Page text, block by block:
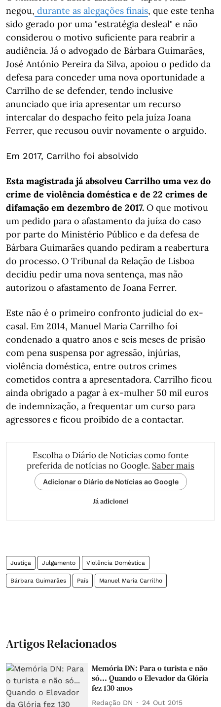
negou, durante as alegações finais, que este tenha
sido gerado por uma "estratégia desleal" e não
considerou o motivo suficiente para reabrir a
audiência. Já o advogado de Bárbara Guimarães,
José António Pereira da Silva, apoiou o pedido da
defesa para conceder uma nova oportunidade a
Carrilho de se defender, tendo inclusive
anunciado que iria apresentar um recurso
intercalar do despacho feito pela juíza Joana
Ferrer, que recusou ouvir novamente o arguido.
Em 2017, Carrilho foi absolvido
Esta magistrada já absolveu Carrilho uma vez do
crime de violência doméstica e de 22 crimes de
difamação em dezembro de 2017. O que motivou
um pedido para o afastamento da juíza do caso
por parte do Ministério Público e da defesa de
Bárbara Guimarães quando pediram a reabertura
do processo. O Tribunal da Relação de Lisboa
decidiu pedir uma nova sentença, mas não
autorizou o afastamento de Joana Ferrer.
Este não é o primeiro confronto judicial do ex-
casal. Em 2014, Manuel Maria Carrilho foi
condenado a quatro anos e seis meses de prisão
com pena suspensa por agressão, injúrias,
violência doméstica, entre outros crimes
cometidos contra a apresentadora. Carrilho ficou
ainda obrigado a pagar à ex-mulher 50 mil euros
de indemnização, a frequentar um curso para
agressores e ficou proibido de a contactar.
Escolha o Diário de Notícias como fonte
preferida de notícias no Google. Saber mais
Adicionar o Diário de Notícias ao Google
Já adicionei
Justiça Julgamento Violência Doméstica
Bárbara Guimarães País Manuel Maria Carrilho
Artigos Relacionados
Memória DN: Para o turista e não
só... Quando o Elevador da Glória
fez 130 anos
Redação DN 24 Out 2015